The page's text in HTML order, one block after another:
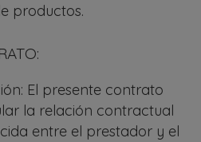
productos.
El presente contrato
la relación contractual
entre el prestador y el